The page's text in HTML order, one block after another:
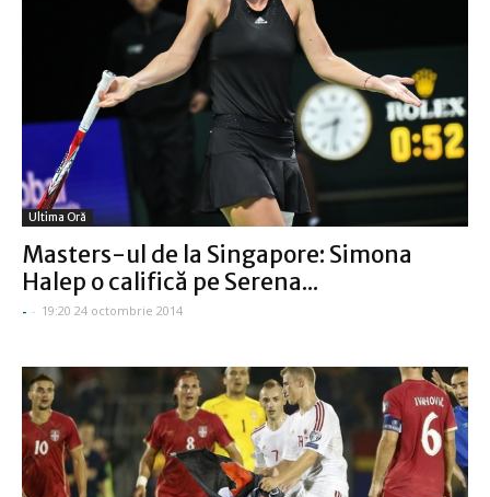
Ultima Oră
Masters-ul de la Singapore: Simona
Halep o califică pe Serena...
- - 19:20 24 octombrie 2014